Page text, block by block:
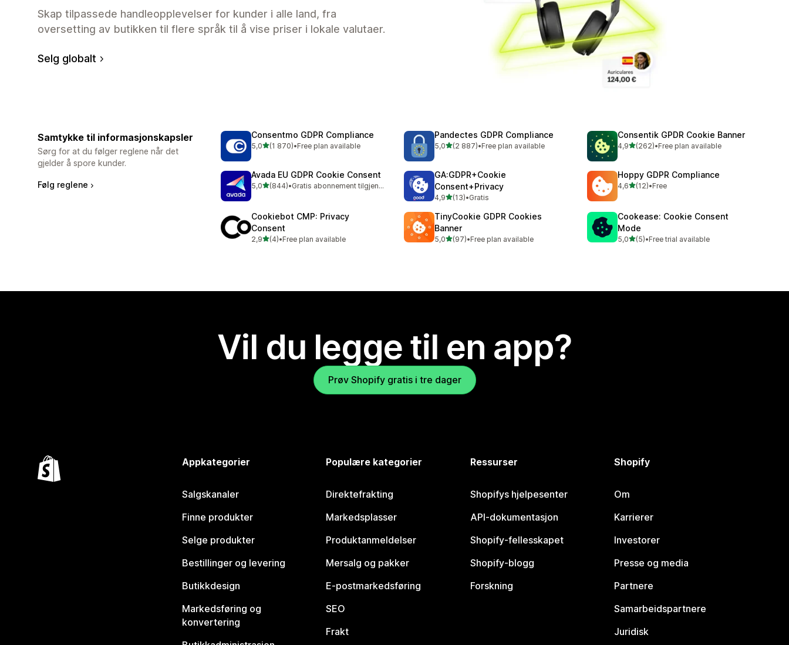
Skap tilpassede handleopplevelser for kunder i alle land, fra
oversetting av butikken til flere språk til å vise priser i lokale valutaer.
Selg globalt
Samtykke til informasjonskapsler
Sørg for at du følger reglene når det
gjelder å spore kunder.
Følg reglene
Consentmo GDPR Compliance
5,0av 5 stjerner
(1 870)
Totalt 1870 omtaler
•Free plan available
Pandectes GDPR Compliance
5,0av 5 stjerner
(2 887)
Totalt 2887 omtaler
•Free plan available
Consentik GPDR Cookie Banner
4,9av 5 stjerner
(262)
Totalt 262 omtaler
•Free plan available
Avada EU GDPR Cookie Consent
5,0av 5 stjerner
(844)
Totalt 844 omtaler
• Gratis abonnement tilgjengelig
GA:GDPR+Cookie
Consent+Privacy
4,9av 5 stjerner
(13)
Totalt 13 omtaler
•Gratis
Hoppy GDPR Compliance
4,6av 5 stjerner
(12)
Totalt 12 omtaler
•Free
Cookiebot CMP: Privacy
Consent
2,9av 5 stjerner
(4)
Totalt 4 omtaler
•Free plan available
TinyCookie GDPR Cookies
Banner
5,0av 5 stjerner
(97)
Totalt 97 omtaler
•Free plan available
Cookease: Cookie Consent
Mode
5,0av 5 stjerner
(5)
Totalt 5 omtaler
•Free trial available
Vil du legge til en app?
Prøv Shopify gratis i tre dager
Appkategorier
Salgskanaler
Finne produkter
Selge produkter
Bestillinger og levering
Butikkdesign
Markedsføring og
konvertering
Populære kategorier
Direktefrakting
Markedsplasser
Produktanmeldelser
Mersalg og pakker
E-postmarkedsføring
SEO
Frakt
Ressurser
Shopifys hjelpesenter
API-dokumentasjon
Shopify-fellesskapet
Shopify-blogg
Forskning
Shopify
Om
Karrierer
Investorer
Presse og media
Partnere
Samarbeidspartnere
Juridisk